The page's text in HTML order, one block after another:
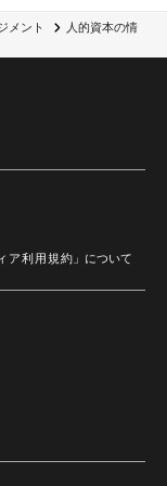
メント
人的資本の情
ア利用規約 」について